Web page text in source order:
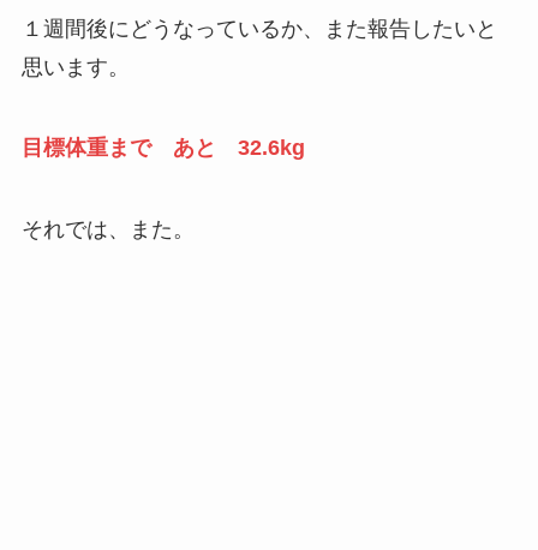
１週間後にどうなっているか、また報告したいと
思います。
目標体重まで あと 32.6kg
それでは、また。